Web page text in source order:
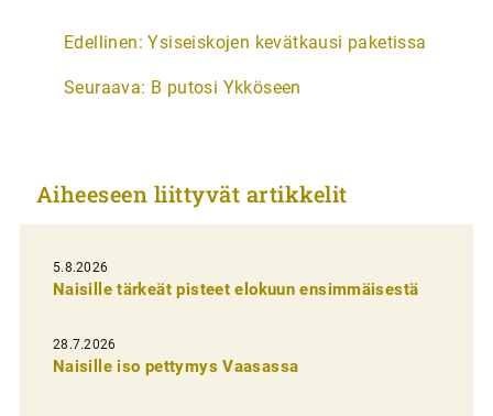
A
t
k
e
l
i
e
n
Edellinen: Ysiseiskojen kevätkausi paketissa
Seuraava: B putosi Ykköseen
Aiheeseen liittyvät artikkelit
5.8.2026
Naisille tärkeät pisteet elokuun ensimmäisestä
28.7.2026
Naisille iso pettymys Vaasassa